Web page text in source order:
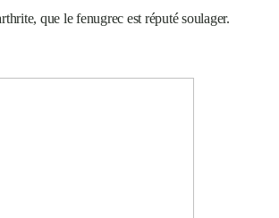
que le fenugrec est réputé soulager.